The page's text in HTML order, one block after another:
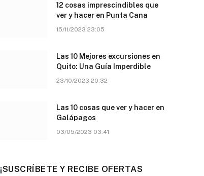
12 cosas imprescindibles que
ver y hacer en Punta Cana
15/11/2023 23:05
Las 10 Mejores excursiones en
Quito: Una Guía Imperdible
23/10/2023 20:32
Las 10 cosas que ver y hacer en
Galápagos
03/05/2023 03:41
¡SUSCRÍBETE Y RECIBE OFERTAS